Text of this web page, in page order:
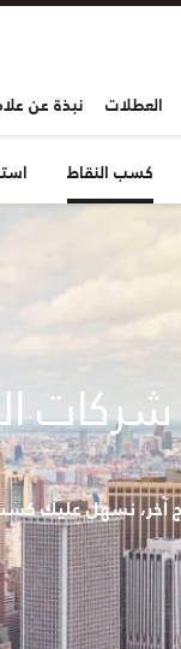
العطلات نبذة عن
كسب النقاط
آخر، نسهل عليك